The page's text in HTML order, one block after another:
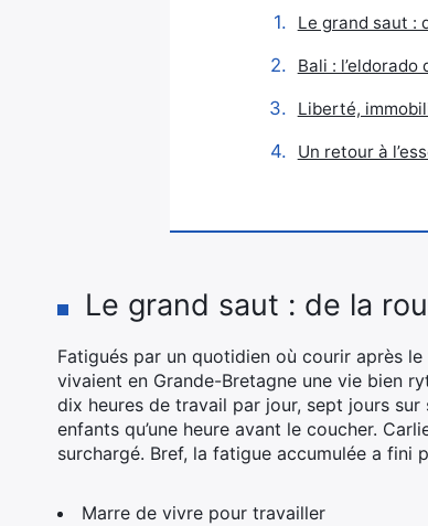
Le grand saut :
Bali :
Liberté,
Un retour à
Le grand saut : de la
Fatigués par un quotidien où courir après
vivaient en Grande-Bretagne une vie bien
dix heures de travail par jour, sept jours
enfants qu’une heure avant le coucher.
surchargé. Bref, la fatigue accumulée a
Marre de vivre pour travailler